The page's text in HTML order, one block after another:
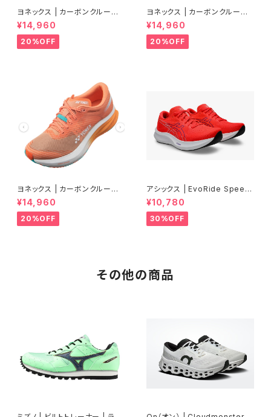
ヨネックス | カーボンクルーズ
エアラス | セルリアンブルー |
Men
¥14,960
20%OFF
ヨネックス | カーボンクルーズ
エアラス | マンゴー | Men
¥14,960
20%OFF
ヨネックス | カーボンクルーズ
エアラス | ピーチ | Women
¥14,960
20%OFF
アシックス | EvoRide Speed
3 WIDE | FLASH RED/EDO
PURPLE | Men
¥10,780
30%OFF
その他の商品